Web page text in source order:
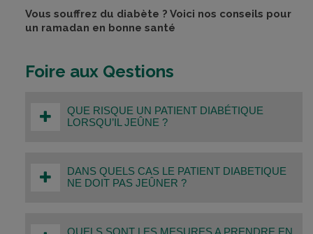
Vous souffrez du diabète ? Voici nos conseils pour
un ramadan en bonne santé
Foire aux Qestions
QUE RISQUE UN PATIENT DIABÉTIQUE
LORSQU’IL JEÛNE ?
DANS QUELS CAS LE PATIENT DIABETIQUE
NE DOIT PAS JEÛNER ?